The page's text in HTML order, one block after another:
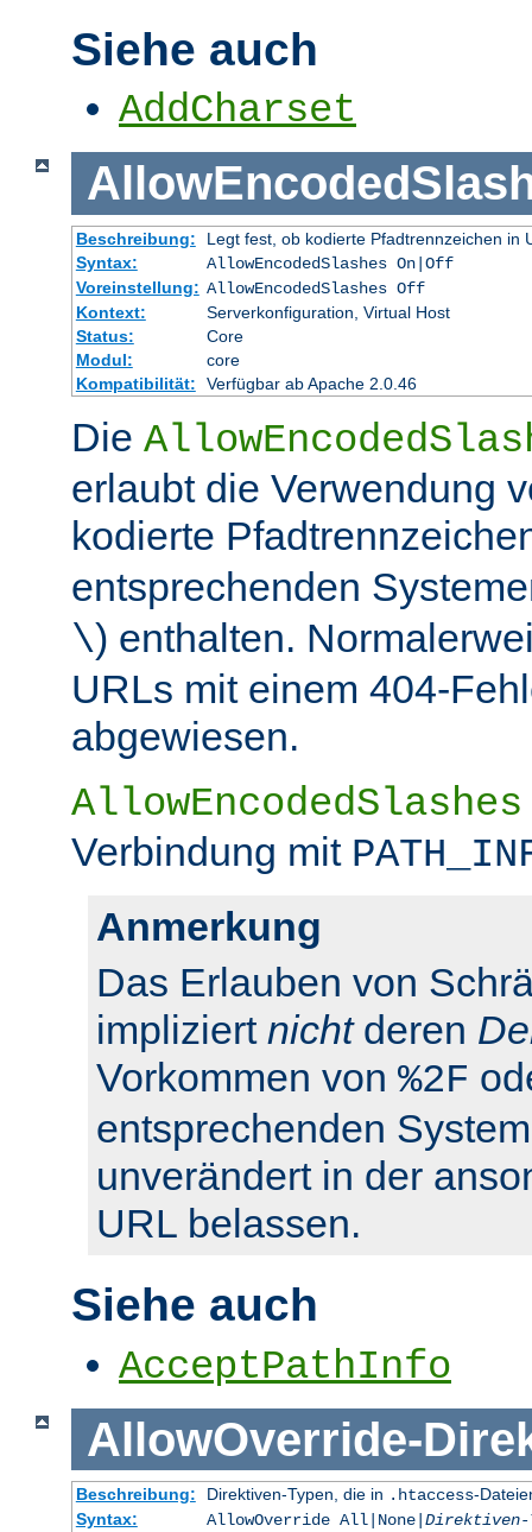
Siehe auch
AddCharset
Beschreibung:
Legt fest, ob kodierte Pfadtrennzeichen in
Syntax:
AllowEncodedSlashes On|Off
Voreinstellung: AllowEncodedSlashes Off
Kontext:
Serverkonfiguration, Virtual Host
Status:
Core
Modul:
core
Kompatibilität:
Verfügbar ab Apache 2.0.46
Die
erlaubt die Verwendung
kodierte
entsprechenden
\) enthalten.
URLs mit einem 404-
abgewiesen.
AllowEncodedSlashes
Verbindung mit
Anmerkung
Das Erlauben von
impliziert nichtderen
Vorkommen von %2F
entsprechenden
unverändert in der
URL belassen.
Siehe auch
AcceptPathInfo
AllowOverride-
Beschreibung: Direktiven-Typen, die in .htaccess-
Syntax:
AllowOverride All|None| Direktiven-